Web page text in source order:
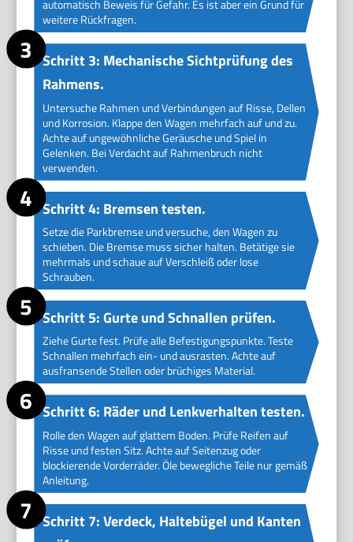
automatisch Beweis für Gefahr. Es ist aber ein Grund für
weitere Rückfragen.
Schritt 3: Mechanische Sichtprüfung des
Rahmens.
Untersuche Rahmen und Verbindungen auf Risse, Dellen
und Korrosion. Klappe den Wagen mehrfach auf und zu.
Achte auf ungewöhnliche Geräusche und Spiel in
Gelenken. Bei Verdacht auf Rahmenbruch nicht
verwenden.
Schritt 4: Bremsen testen.
Setze die Parkbremse und versuche, den Wagen zu
schieben. Die Bremse muss sicher halten. Betätige sie
mehrmals und schaue auf Verschleiß oder lose
Schrauben.
Schritt 5: Gurte und Schnallen prüfen.
Ziehe Gurte fest. Prüfe alle Befestigungspunkte. Teste
Schnallen mehrfach ein- und ausrasten. Achte auf
ausfransende Stellen oder brüchiges Material.
Schritt 6: Räder und Lenkverhalten testen.
Rolle den Wagen auf glattem Boden. Prüfe Reifen auf
Risse und festen Sitz. Achte auf Seitenzug oder
blockierende Vorderräder. Öle bewegliche Teile nur gemäß
Anleitung.
Schritt 7: Verdeck, Haltebügel und Kanten